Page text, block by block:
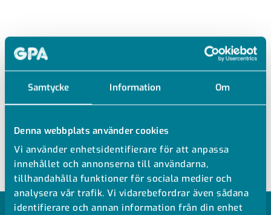
Samtycke Information Om
Denna webbplats använder cookies
Vi använder enhetsidentifierare för att anpassa
innehållet och annonserna till användarna,
tillhandahålla funktioner för sociala medier och
analysera vår trafik. Vi vidarebefordrar även sådana
identifierare och annan information från din enhet
SO42625
MÄSSING VINKELSVIVEL MED MUTTER
Mässing Vinkelsvivel med mutter
MODELLER